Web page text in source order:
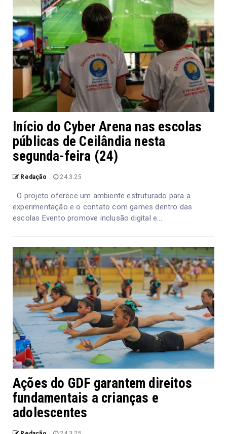
Início do Cyber Arena nas escolas
públicas de Ceilândia nesta
segunda-feira (24)
Redação 24.3.25
O projeto oferece um ambiente estruturado para a
experimentação e o contato com games dentro das
escolas Evento promove inclusão digital e...
Ações do GDF garantem direitos
fundamentais a crianças e
adolescentes